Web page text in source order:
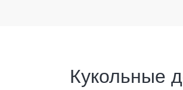
Кукольные